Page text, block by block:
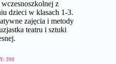
z
dzieci w klasach 1-3.
zajęcia i metody
teatru i sztuki
390